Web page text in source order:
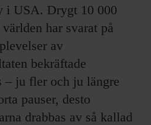
i USA. Drygt 10 000
har svarat på
av
bekräftade
– ju fler och ju längre
pauser, desto
drabbas av så kallad